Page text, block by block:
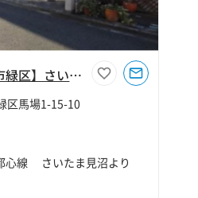
【埼玉県さいたま市緑区】さいたま市緑区馬場1丁目106坪作業所
区馬場1-15-10
心線 さいたま見沼より